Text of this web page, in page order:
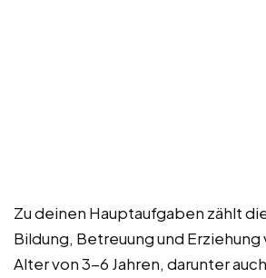
Zu deinen Hauptaufgaben zählt
Bildung, Betreuung und Erziehung
Alter von 3-6 Jahren, darunter